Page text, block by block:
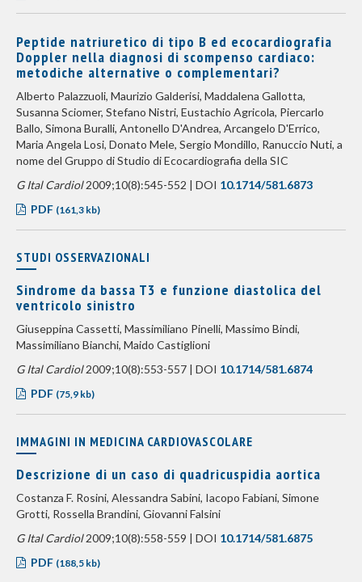
Peptide natriuretico di tipo B ed ecocardiografia
Doppler nella diagnosi di scompenso cardiaco:
metodiche alternative o complementari?
Alberto Palazzuoli, Maurizio Galderisi, Maddalena Gallotta,
Susanna Sciomer, Stefano Nistri, Eustachio Agricola, Piercarlo
Ballo, Simona Buralli, Antonello D'Andrea, Arcangelo D'Errico,
Maria Angela Losi, Donato Mele, Sergio Mondillo, Ranuccio Nuti, a
nome del Gruppo di Studio di Ecocardiografia della SIC
G Ital Cardiol2009;10(8):545-552 | DOI 10.1714/581.6873
PDF (161,3 kb)
STUDI OSSERVAZIONALI
Sindrome da bassa T3 e funzione diastolica del
ventricolo sinistro
Giuseppina Cassetti, Massimiliano Pinelli, Massimo Bindi,
Massimiliano Bianchi, Maido Castiglioni
G Ital Cardiol2009;10(8):553-557 | DOI 10.1714/581.6874
PDF (75,9 kb)
IMMAGINI IN MEDICINA CARDIOVASCOLARE
Descrizione di un caso di quadricuspidia aortica
Costanza F. Rosini, Alessandra Sabini, Iacopo Fabiani, Simone
Grotti, Rossella Brandini, Giovanni Falsini
G Ital Cardiol2009;10(8):558-559 | DOI 10.1714/581.6875
PDF (188,5 kb)